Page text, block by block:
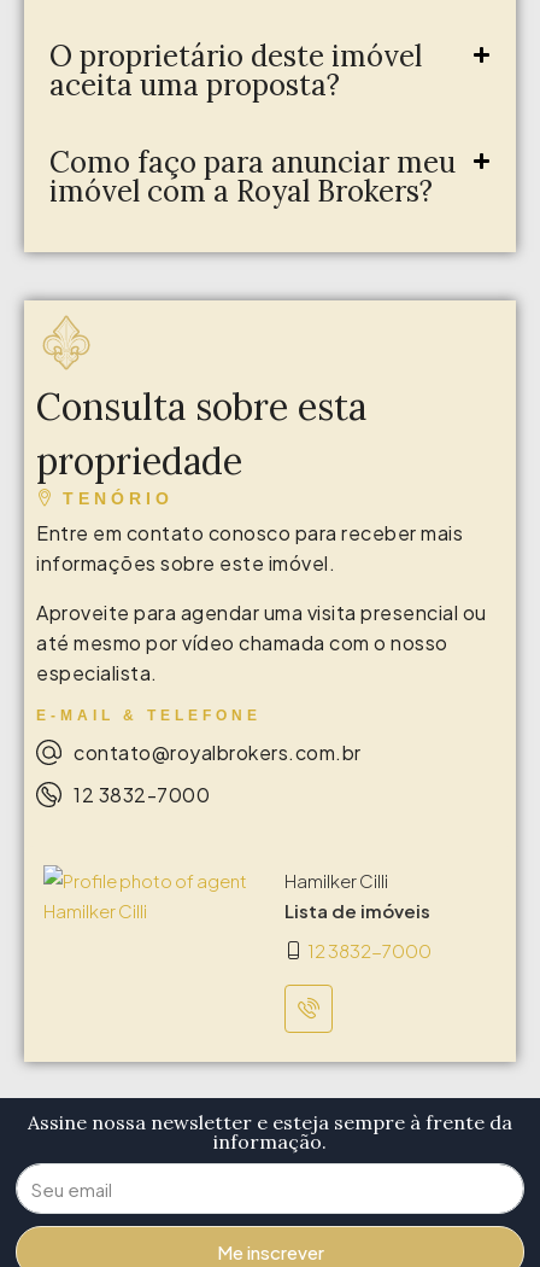
O proprietário deste imóvel
aceita uma proposta?
Como faço para anunciar meu
imóvel com a Royal Brokers?
Consulta sobre esta
propriedade
TENÓRIO
Entre em contato conosco para receber mais
informações sobre este imóvel.
Aproveite para agendar uma visita presencial ou
até mesmo por vídeo chamada com o nosso
especialista.
E-MAIL & TELEFONE
contato@royalbrokers.com.br
12 3832-7000
Hamilker Cilli
Lista de imóveis
12 3832-7000
Assine nossa newsletter e esteja sempre à frente da
informação.
Me inscrever